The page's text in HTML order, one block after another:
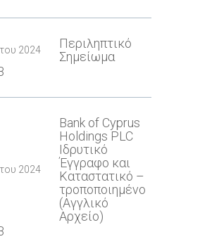
2024
Περιληπτικό
Σημείωμα
2024
Bank of Cyprus
Holdings PLC
Ιδρυτικό
Έγγραφο και
Καταστατικό –
τροποποιημένο
(Αγγλικό
Αρχείο)